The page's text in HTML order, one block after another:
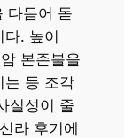
다듬어 돋
다. 높이
본존불을
는 등 조각
실성이 줄
라 후기에